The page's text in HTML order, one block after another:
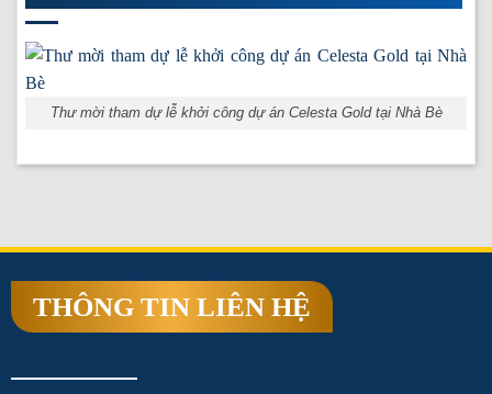
Thư mời tham dự lễ khởi công dự án Celesta Gold tại Nhà Bè
THÔNG TIN LIÊN HỆ